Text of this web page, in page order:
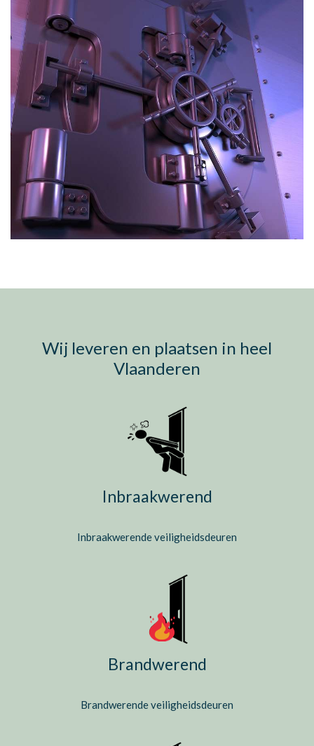
Wij leveren en plaatsen in heel
Vlaanderen
Inbraakwerend
Inbraakwerende veiligheidsdeuren
Brandwerend
Brandwerende veiligheidsdeuren